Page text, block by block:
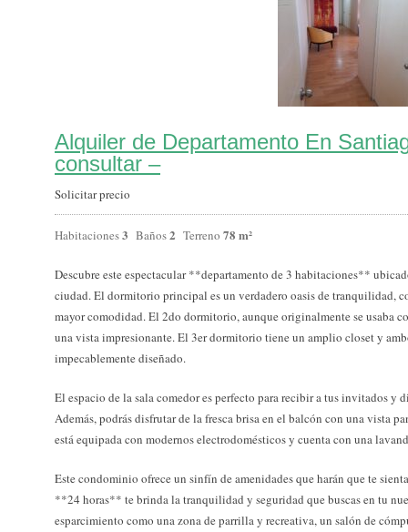
Alquiler de Departamento En
consultar –
Solicitar precio
Habitaciones3 Baños2 Terreno 78 m²
Descubre este espectacular **departamento de 3 habitaciones**
ciudad. El dormitorio principal es un verdadero oasis de
mayor comodidad. El 2do dormitorio, aunque originalmente se usaba
una vista impresionante. El 3er dormitorio tiene un amplio closet y
impecablemente diseñado.
El espacio de la sala comedor es perfecto para recibir a tus invitados
Además, podrás disfrutar de la fresca brisa en el balcón con una vista
está equipada con modernos electrodomésticos y cuenta con una
Este condominio ofrece un sinfín de amenidades que harán que te
**24 horas** te brinda la tranquilidad y seguridad que buscas en tu
esparcimiento como una zona de parrilla y recreativa, un salón de